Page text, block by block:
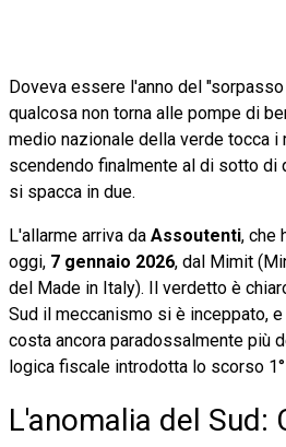
Doveva essere l'anno del
qualcosa non torna alle pompe di
medio nazionale della verde tocca i
scendendo finalmente al di sotto di
si spacca in due.
L'allarme arriva da Assoutenti, che
oggi, 7 gennaio 2026, dal Mimit
del Made in Italy). Il verdetto è
Sud il meccanismo si è inceppato,
costa ancora paradossalmente più
logica fiscale introdotta lo scorso 1°
L'anomalia del Sud: